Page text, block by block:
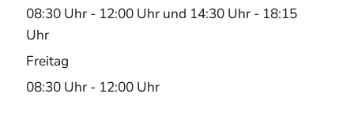
08:30 Uhr - 12:00 Uhr und 14:30 Uhr - 18:15
Uhr
Freitag
08:30 Uhr - 12:00 Uhr